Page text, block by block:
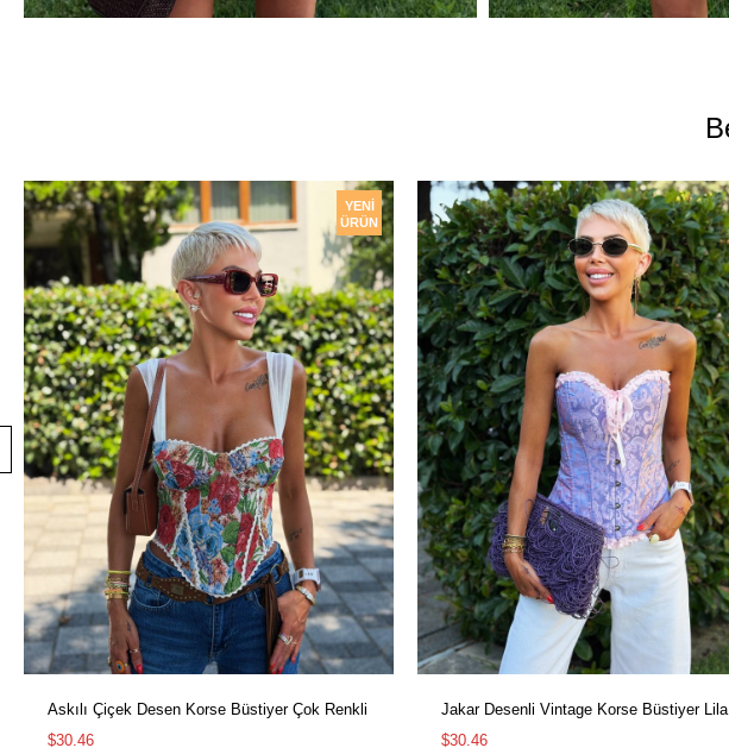
Askılı Çiçek Desen Korse Büstiyer Çok Renkli
$30.46
YENI
ÜRÜN
Jakar Desenli Vintage Korse Büstiyer Lila
$30.46